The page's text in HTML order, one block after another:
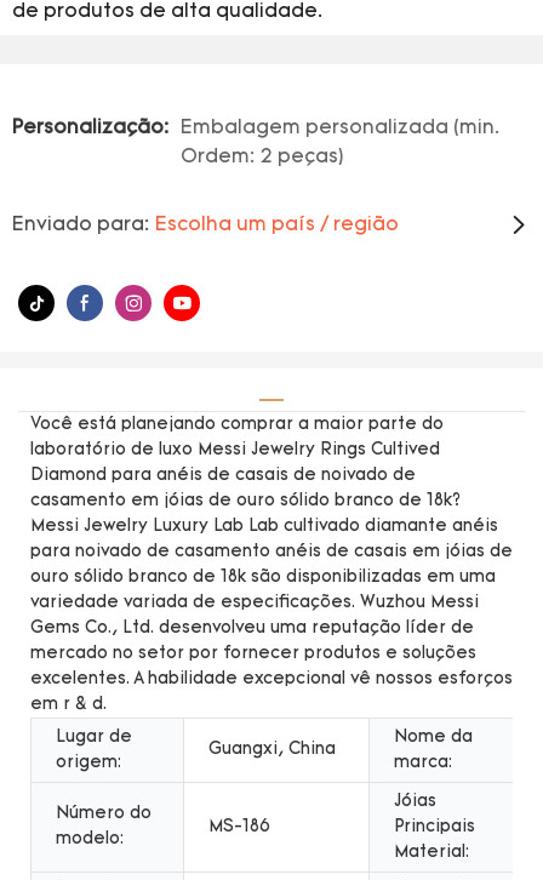
de produtos de alta qualidade.
Personalização:
Embalagem personalizada (min.
Ordem: 2 peças)
Enviado para: Escolha um país / região
Você está planejando comprar a maior parte do
laboratório de luxo Messi Jewelry Rings Cultived
Diamond para anéis de casais de noivado de
casamento em jóias de ouro sólido branco de 18k?
Messi Jewelry Luxury Lab Lab cultivado diamante anéis
para noivado de casamento anéis de casais em jóias de
ouro sólido branco de 18k são disponibilizadas em uma
variedade variada de especificações. Wuzhou Messi
Gems Co., Ltd. desenvolveu uma reputação líder de
mercado no setor por fornecer produtos e soluções
excelentes. A habilidade excepcional vê nossos esforços
em r & d.
Lugar de
origem:
Guangxi, China
Nome da
marca:
Número do
modelo:
MS-186
Jóias
Principais
Material: